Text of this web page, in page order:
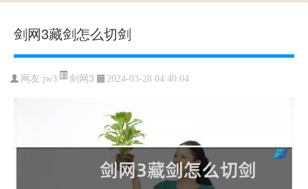
剑网3藏剑怎么切剑
网友:jw3 剑网3 2024-03-28 04:40:04